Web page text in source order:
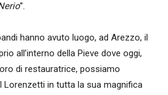
”.
hanno avuto luogo, ad Arezzo, il
all’interno della Pieve dove oggi,
di restauratrice, possiamo
Lorenzetti in tutta la sua magnifica